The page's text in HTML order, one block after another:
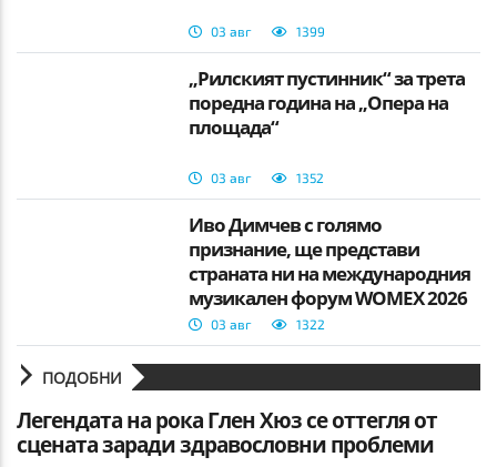
03 авг 1399
„Рилският пустинник“ за трета
поредна година на „Опера на
площада“
03 авг 1352
Иво Димчев с голямо
признание, ще представи
страната ни на международния
музикален форум WOMEX 2026
03 авг 1322
ПОДОБНИ
Легендата на рока Глен Хюз се оттегля от
сцената заради здравословни проблеми